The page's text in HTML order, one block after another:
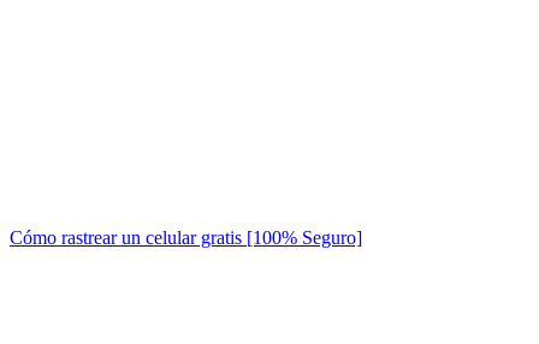
Cómo rastrear un celular gratis [100% Seguro]